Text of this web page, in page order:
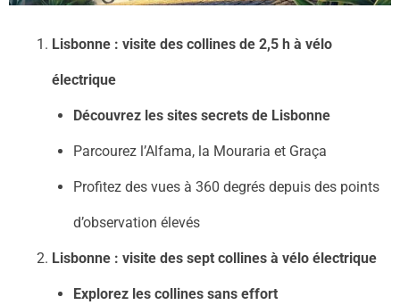
Lisbonne : visite des collines de 2,5 h à vélo
électrique
Découvrez les sites secrets de Lisbonne
Parcourez l’Alfama, la Mouraria et Graça
Profitez des vues à 360 degrés depuis des points
d’observation élevés
Lisbonne : visite des sept collines à vélo électrique
Explorez les collines sans effort